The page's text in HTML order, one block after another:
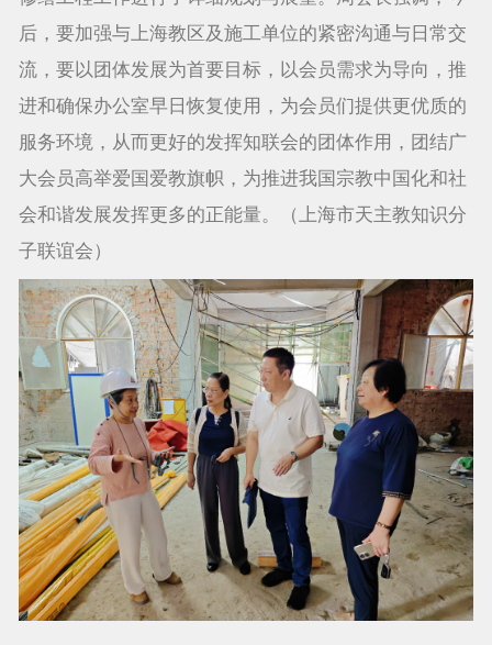
后，要加强与上海教区及施工单位的紧密沟通与日常交
流，要以团体发展为首要目标，以会员需求为导向，推
进和确保办公室早日恢复使用，为会员们提供更优质的
服务环境，从而更好的发挥知联会的团体作用，团结广
大会员高举爱国爱教旗帜，为推进我国宗教中国化和社
会和谐发展发挥更多的正能量。（上海市天主教知识分
子联谊会）